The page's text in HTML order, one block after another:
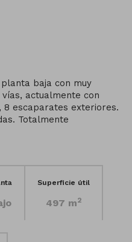
baja con muy
actualmente con
8 escaparates exteriores.
Totalmente
Superficie útil
497 m2